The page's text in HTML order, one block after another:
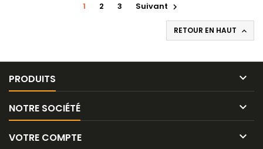
1 2 3 Suivant 
RETOUR EN HAUT 
PRODUITS 
NOTRE SOCIÉTÉ 
VOTRE COMPTE 